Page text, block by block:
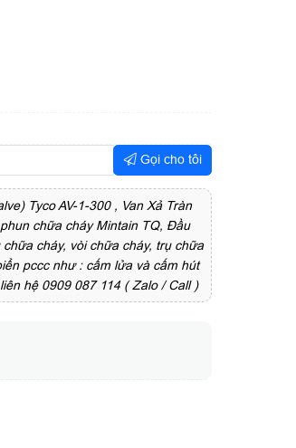
Gọi cho tôi
Tyco AV-1-300 , Van Xả Tràn
chữa cháy Mintain TQ, Đầu
cháy, vòi chữa cháy, trụ chữa
pccc như : cấm lửa và cấm hút
hệ 0909 087 114 ( Zalo / Call )